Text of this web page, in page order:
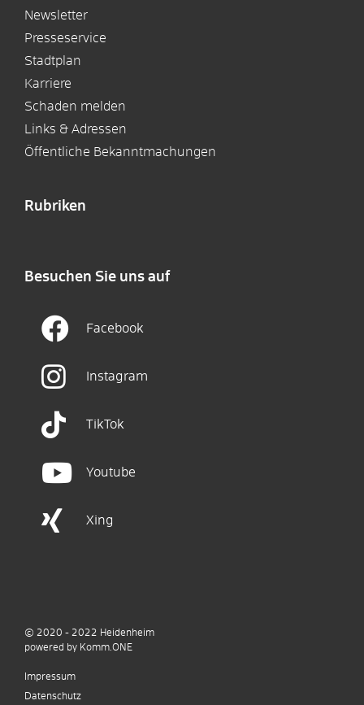
Newsletter
Presseservice
Stadtplan
Karriere
Schaden melden
Links & Adressen
Öffentliche Bekanntmachungen
Rubriken
Besuchen Sie uns auf
Facebook
Instagram
TikTok
Youtube
Xing
© 2020 - 2022 Heidenheim
powered by Komm.ONE
Impressum
Datenschutz